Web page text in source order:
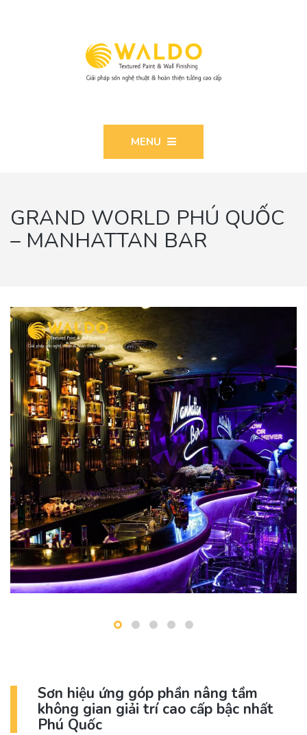
MENU
GRAND WORLD PHÚ QUỐC
– MANHATTAN BAR
Sơn hiệu ứng góp phần nâng tầm
không gian giải trí cao cấp bậc nhất
Phú Quốc